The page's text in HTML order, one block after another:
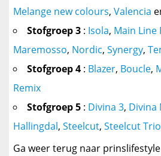
Melange new colours, Valencia
Stofgroep 3 : Isola, Main Line
Maremosso, Nordic, Synergy,
Stofgroep 4 : Blazer, Boucle,
Remix
Stofgroep 5 : Divina 3, Divina
Hallingdal, Steelcut, Steelcut Trio
Ga weer terug naar